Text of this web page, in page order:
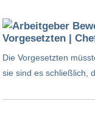
Vorgesetzten |
Die Vorgesetzten
sie sind es schließlich,